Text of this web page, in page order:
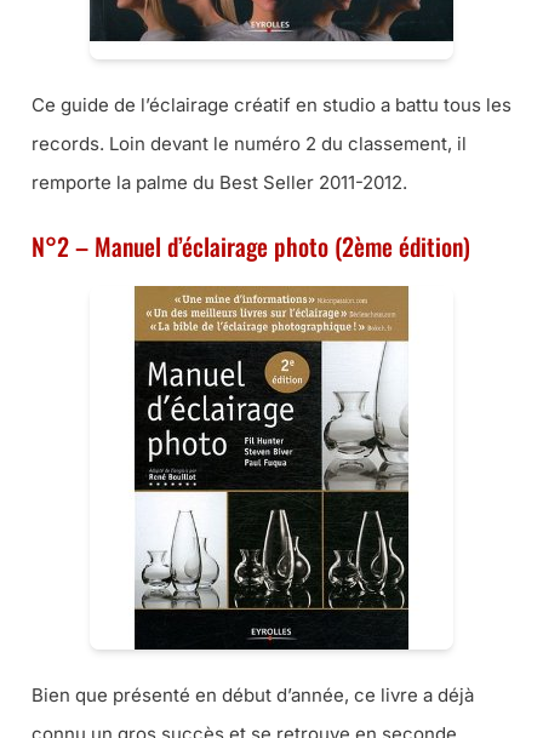
Ce guide de l’éclairage créatif en studio a battu tous les
records. Loin devant le numéro 2 du classement, il
remporte la palme du Best Seller 2011-2012.
N°2 – Manuel d’éclairage photo (2ème édition)
Bien que présenté en début d’année, ce livre a déjà